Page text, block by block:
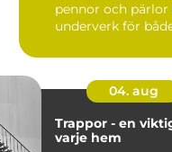
pennor och pärlor
underverk för
04. aug
Trappor - en
varje hem